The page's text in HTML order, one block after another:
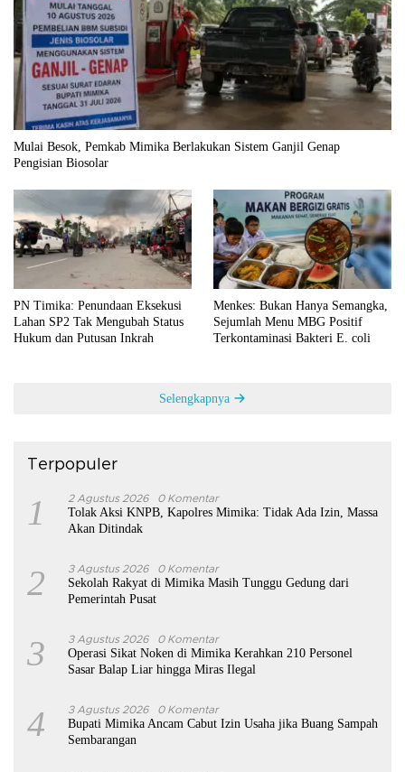
Mulai Besok, Pemkab Mimika Berlakukan Sistem Ganjil Genap
Pengisian Biosolar
PN Timika: Penundaan Eksekusi
Lahan SP2 Tak Mengubah Status
Hukum dan Putusan Inkrah
Menkes: Bukan Hanya Semangka,
Sejumlah Menu MBG Positif
Terkontaminasi Bakteri E. coli
Selengkapnya
Terpopuler
1 2 Agustus 2026 0 Komentar
Tolak Aksi KNPB, Kapolres Mimika: Tidak Ada Izin, Massa
Akan Ditindak
2 3 Agustus 2026 0 Komentar
Sekolah Rakyat di Mimika Masih Tunggu Gedung dari
Pemerintah Pusat
3 3 Agustus 2026 0 Komentar
Operasi Sikat Noken di Mimika Kerahkan 210 Personel
Sasar Balap Liar hingga Miras Ilegal
4 3 Agustus 2026 0 Komentar
Bupati Mimika Ancam Cabut Izin Usaha jika Buang Sampah
Sembarangan